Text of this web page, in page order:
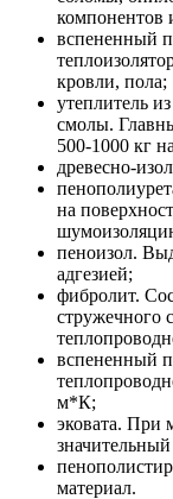
компонентов
вспененный
кровли, пола;
утеплитель
смолы.
500-1000 кг
древесно-
на
пеноизол.
адгезией;
фибролит.
стружечного
вспененный
м*К;
эковата. При
материал.